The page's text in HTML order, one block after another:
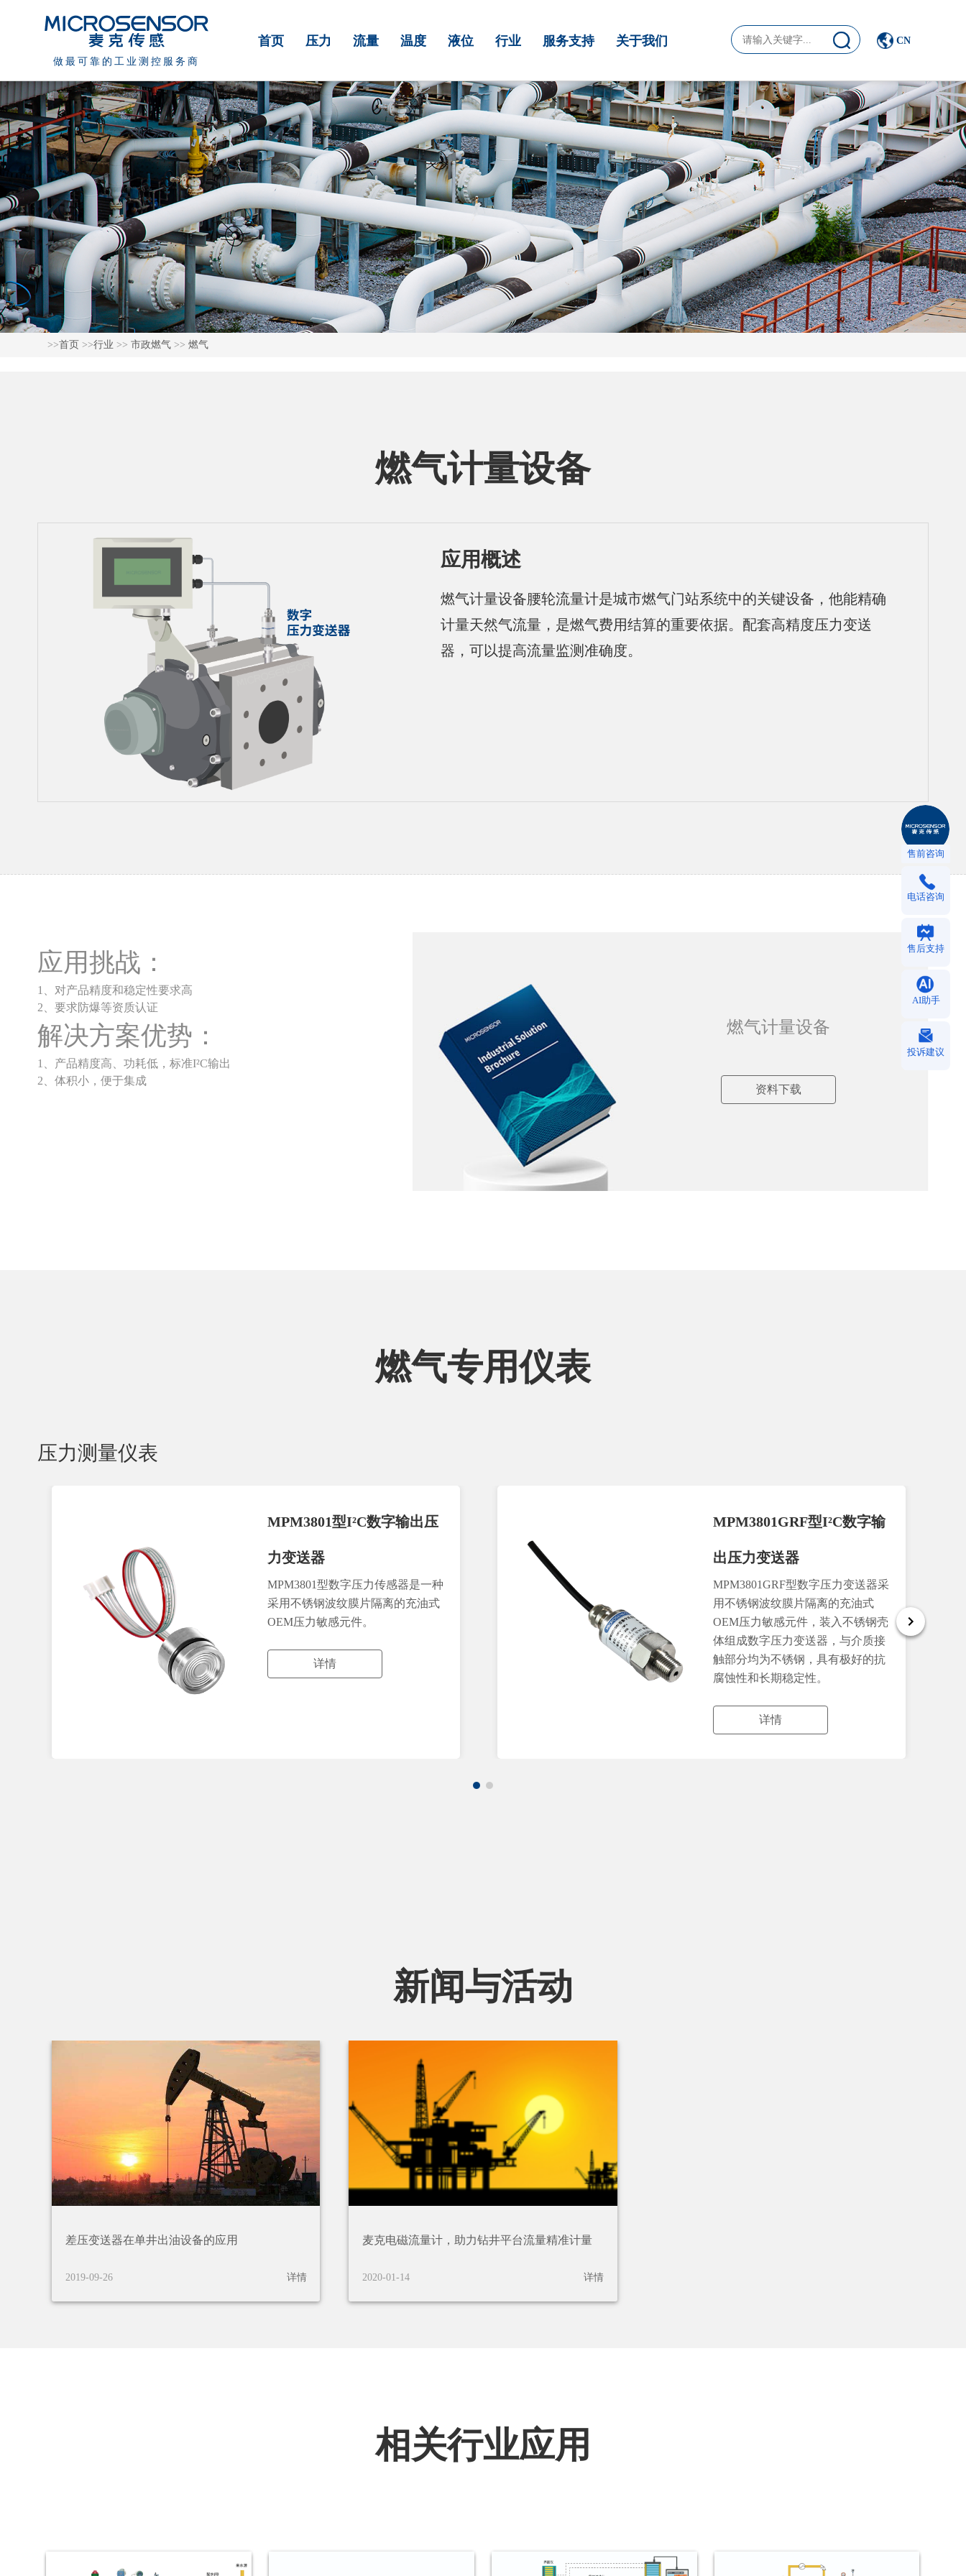
做最可靠的工业测控服务商
CN
首页 压力 流量 温度 液位 行业 服务支持 关于我们
>>首页 >>行业 >> 市政燃气 >> 燃气
燃气计量设备
应用概述
燃气计量设备腰轮流量计是城市燃气门站系统中的关键设备，他能精确
计量天然气流量，是燃气费用结算的重要依据。配套高精度压力变送
器，可以提高流量监测准确度。
燃气计量设备
资料下载
应用挑战：
1、对产品精度和稳定性要求高
2、要求防爆等资质认证
解决方案优势：
1、产品精度高、功耗低，标准I²C输出
2、体积小，便于集成
燃气专用仪表
压力测量仪表
MPM3801型I²C数字输出压
力变送器
MPM3801型数字压力传感器是一种
采用不锈钢波纹膜片隔离的充油式
OEM压力敏感元件。
详情
MPM3801GRF型I²C数字输
出压力变送器
MPM3801GRF型数字压力变送器采
用不锈钢波纹膜片隔离的充油式
OEM压力敏感元件，装入不锈钢壳
体组成数字压力变送器，与介质接
触部分均为不锈钢，具有极好的抗
腐蚀性和长期稳定性。
详情
新闻与活动
差压变送器在单井出油设备的应用
2019-09-26 详情
麦克电磁流量计，助力钻井平台流量精准计量
2020-01-14 详情
相关行业应用
售前咨询
电话咨询
售后支持
AI助手
投诉建议